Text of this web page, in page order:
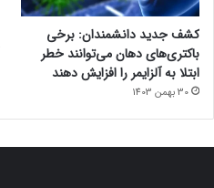
کشف جدید دانشمندان: برخی
باکتری‌های دهان می‌توانند خطر
ابتلا به آلزایمر را افزایش دهند
30 بهمن 1403